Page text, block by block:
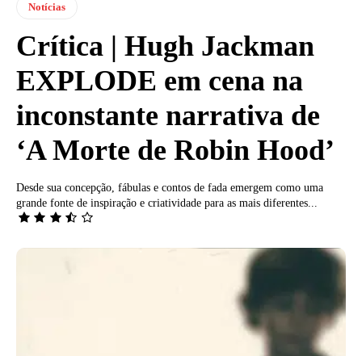
Notícias
Crítica | Hugh Jackman
EXPLODE em cena na
inconstante narrativa de
‘A Morte de Robin Hood’
Desde sua concepção, fábulas e contos de fada emergem como uma
grande fonte de inspiração e criatividade para as mais diferentes...